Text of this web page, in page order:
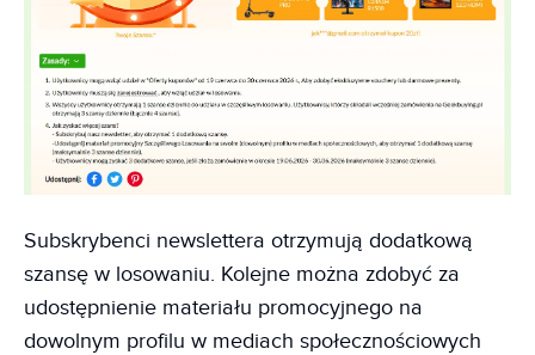
Subskrybenci newslettera otrzymują dodatkową
szansę w losowaniu. Kolejne można zdobyć za
udostępnienie materiału promocyjnego na
dowolnym profilu w mediach społecznościowych